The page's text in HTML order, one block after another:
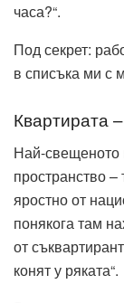
часа?“.
Под секрет:
в списъка ми с
Квартирата
Най-свещеното
пространство
яростно от
понякога там
от
конят у ряката“.